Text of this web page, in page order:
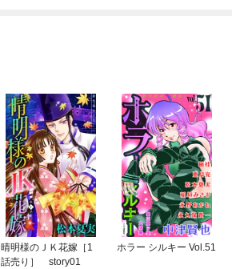
晴明様のＪＫ花嫁［1
話売り］ story01
ホラー シルキー Vol.51